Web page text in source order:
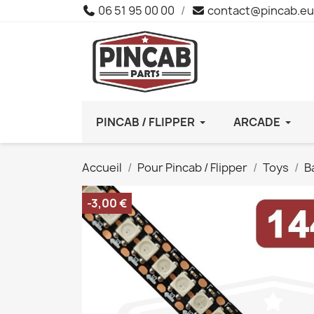
06 51 95 00 00 / contact@pincab.eu
PINCAB / FLIPPER ARCADE
Accueil Pour Pincab / Flipper Toys
-3,00 €